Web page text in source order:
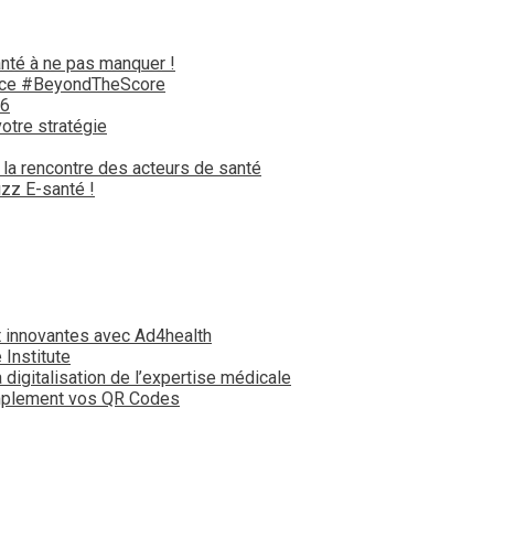
à ne pas manquer !
#BeyondTheScore
stratégie
rencontre des acteurs de santé
E-santé !
avec Ad4health
Institute
digitalisation de l’expertise médicale
vos QR Codes